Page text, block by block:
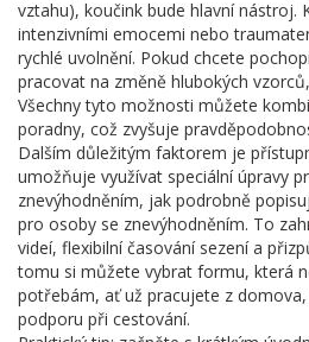
vztahu), koučink bude hlavní nástroj.
intenzivními emocemi nebo
rychlé uvolnění. Pokud chcete
pracovat na změně hlubokých vzorců,
Všechny tyto možnosti můžete
poradny, což zvyšuje
Dalším důležitým faktorem je
umožňuje využívat speciální úpravy
znevýhodněním, jak podrobně
pro osoby se znevýhodněním. To
videí, flexibilní časování sezení a
tomu si můžete vybrat formu, která
potřebám, ať už pracujete z
podporu při cestování.